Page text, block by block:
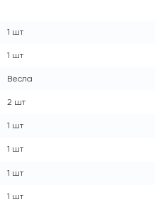
1 шт
1 шт
Весла
2 шт
1 шт
1 шт
1 шт
1 шт